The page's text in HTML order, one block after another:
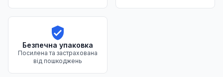
Безпечна упаковка
Посилена та застрахована
від пошкоджень